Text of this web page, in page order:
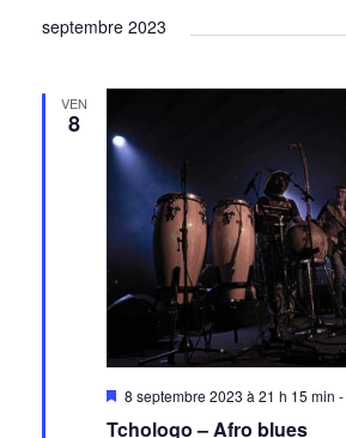
septembre 2023
VEN
8
Tchologo – Afro blues
Mis
avant
8 septembre 2023 à 21 h 15 min -